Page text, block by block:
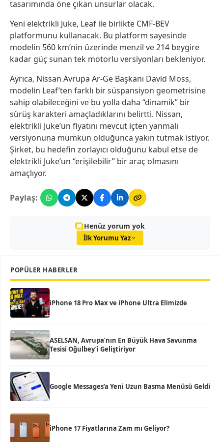
tasarımında öne çıkan unsurlar olacak.
Yeni elektrikli Juke, Leaf ile birlikte CMF-BEV
platformunu kullanacak. Bu platform sayesinde
modelin 560 km’nin üzerinde menzil ve 214 beygire
kadar güç sunan tek motorlu versiyonları bekleniyor.
Ayrıca, Nissan Avrupa Ar-Ge Başkanı David Moss,
modelin Leaf’ten farklı bir süspansiyon geometrisine
sahip olabileceğini ve bu yolla daha “dinamik” bir
sürüş karakteri amaçladıklarını belirtti. Nissan,
elektrikli Juke’un fiyatını mevcut içten yanmalı
versiyonuna mümkün olduğunca yakın tutmak istiyor.
Şirket, bu hedefin zorlayıcı olduğunu kabul etse de
elektrikli Juke’un “erişilebilir” bir araç olmasını
amaçlıyor.
Paylaş:
Henüz yorum yok
İlk Yorumu Yaz
POPÜLER HABERLER
iPhone 18 Pro Max ve iPhone Ultra Elimizde
ASELSAN, Avrupa’nın En Büyük Hava Savunma
Tesisi Oğulbey’i Geliştiriyor
Google Messages’a Yeni Uzun Basma Menüsü Geldi
iPhone 17 Fiyatlarına Zam mı Geliyor?